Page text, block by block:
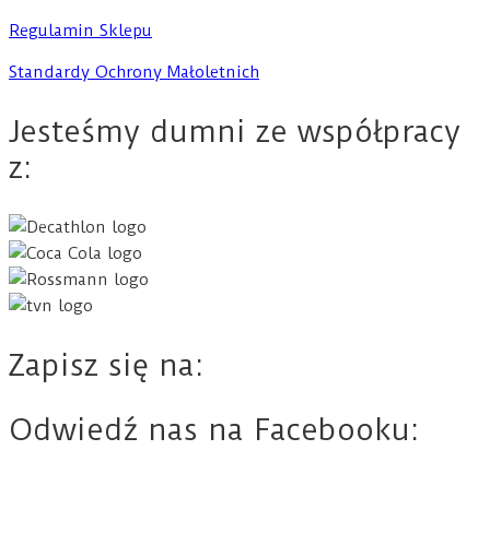
Regulamin Sklepu
Standardy Ochrony Małoletnich
Jesteśmy dumni ze współpracy
z:
Zapisz się na:
Odwiedź nas na Facebooku: